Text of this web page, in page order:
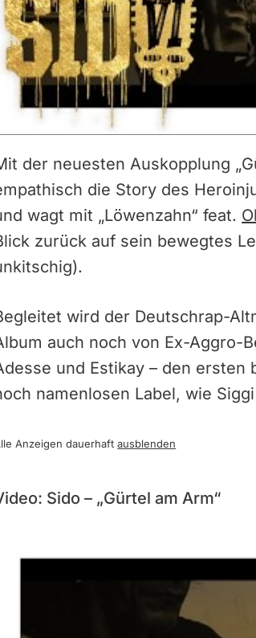
der neuesten Auskopplung
die Story des
wagt mit „Löwenzahn“ feat.
zurück auf sein bewegtes
wird der Deutschrap-
auch noch von Ex-Aggro-
und Estikay – den
namenlosen Label, wie
Anzeigen dauerhaftausblenden
Sido – „Gürtel am Arm“